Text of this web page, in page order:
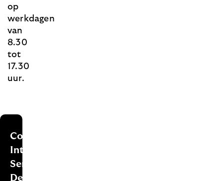
op
werkdagen
van
8.30
tot
17.30
uur.
Contactgegevens
Intermediair
Service
Desk